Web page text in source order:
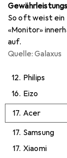
So oft weist ein
«Monitor»
auf.
Quelle: Galaxus
12. Philips
16. Eizo
17. Acer
17. Samsung
17. Xiaomi